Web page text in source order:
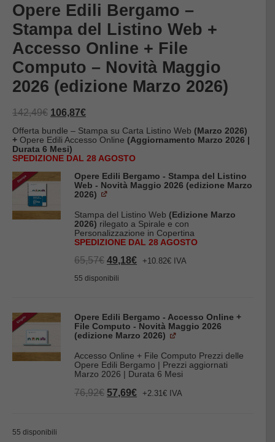
Opere Edili Bergamo –
Stampa del Listino Web +
Accesso Online + File
Computo – Novità Maggio
2026 (edizione Marzo 2026)
142,49€ Il
prezzo
originale
era:
142,49€.
106,87€Il
prezzo
attuale
è:
Offerta bundle – Stampa su Carta Listino Web (Marzo 2026)
+ Opere Edili Accesso Online (Aggiornamento Marzo 2026 |
Durata 6 Mesi)
SPEDIZIONE DAL 28 AGOSTO
Opere Edili Bergamo - Stampa del Listino
Web - Novità Maggio 2026 (edizione Marzo
2026)
Stampa del Listino Web (Edizione Marzo
2026) rilegato a Spirale e con
Personalizzazione in Copertina
SPEDIZIONE DAL 28 AGOSTO
65,57€ Il
originale
49,18€Il
+10.82€ IVA
55 disponibili
Opere Edili Bergamo - Accesso Online +
File Computo - Novità Maggio 2026
(edizione Marzo 2026)
Accesso Online + File Computo Prezzi delle
Opere Edili Bergamo | Prezzi aggiornati
Marzo 2026 | Durata 6 Mesi
76,92€ Il
prezzo
57,69€Il
prezzo
+2.31€ IVA
55 disponibili